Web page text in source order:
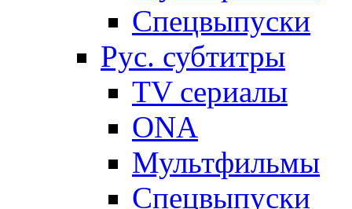
Спецвыпуски
Рус. субтитры
TV сериалы
ONA
Мультфильмы
Спецвыпуски